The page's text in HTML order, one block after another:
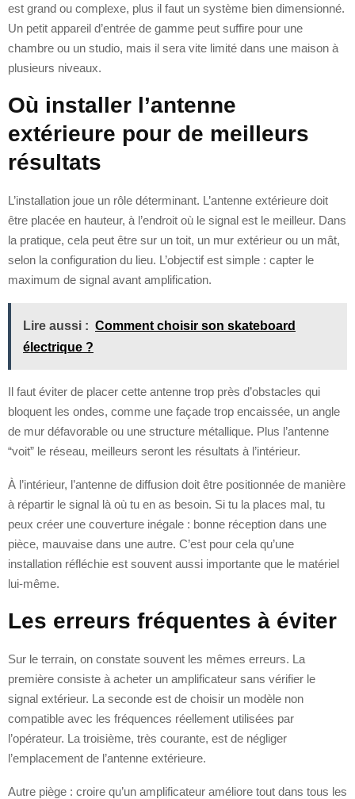
est grand ou complexe, plus il faut un système bien dimensionné.
Un petit appareil d’entrée de gamme peut suffire pour une
chambre ou un studio, mais il sera vite limité dans une maison à
plusieurs niveaux.
Où installer l’antenne
extérieure pour de meilleurs
résultats
L’installation joue un rôle déterminant. L’antenne extérieure doit
être placée en hauteur, à l’endroit où le signal est le meilleur. Dans
la pratique, cela peut être sur un toit, un mur extérieur ou un mât,
selon la configuration du lieu. L’objectif est simple : capter le
maximum de signal avant amplification.
Lire aussi : Comment choisir son skateboard
électrique ?
Il faut éviter de placer cette antenne trop près d’obstacles qui
bloquent les ondes, comme une façade trop encaissée, un angle
de mur défavorable ou une structure métallique. Plus l’antenne
“voit” le réseau, meilleurs seront les résultats à l’intérieur.
À l’intérieur, l’antenne de diffusion doit être positionnée de manière
à répartir le signal là où tu en as besoin. Si tu la places mal, tu
peux créer une couverture inégale : bonne réception dans une
pièce, mauvaise dans une autre. C’est pour cela qu’une
installation réfléchie est souvent aussi importante que le matériel
lui-même.
Les erreurs fréquentes à éviter
Sur le terrain, on constate souvent les mêmes erreurs. La
première consiste à acheter un amplificateur sans vérifier le
signal extérieur. La seconde est de choisir un modèle non
compatible avec les fréquences réellement utilisées par
l’opérateur. La troisième, très courante, est de négliger
l’emplacement de l’antenne extérieure.
Autre piège : croire qu’un amplificateur améliore tout dans tous les